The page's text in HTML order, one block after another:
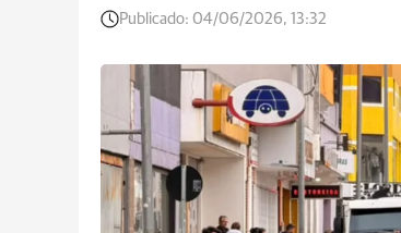
Publicado: 04/06/2026, 13:32